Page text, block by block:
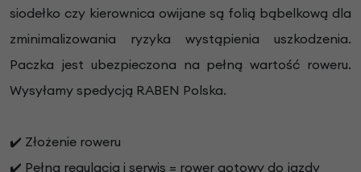
siodełko czy kierownica owijane są folią bąbelkową dla
zminimalizowania ryzyka wystąpienia uszkodzenia.
Paczka jest ubezpieczona na pełną wartość roweru.
Wysyłamy spedycją RABEN Polska.
✔️ Złożenie roweru
✔️ Pełna regulacja i serwis = rower gotowy do jazdy